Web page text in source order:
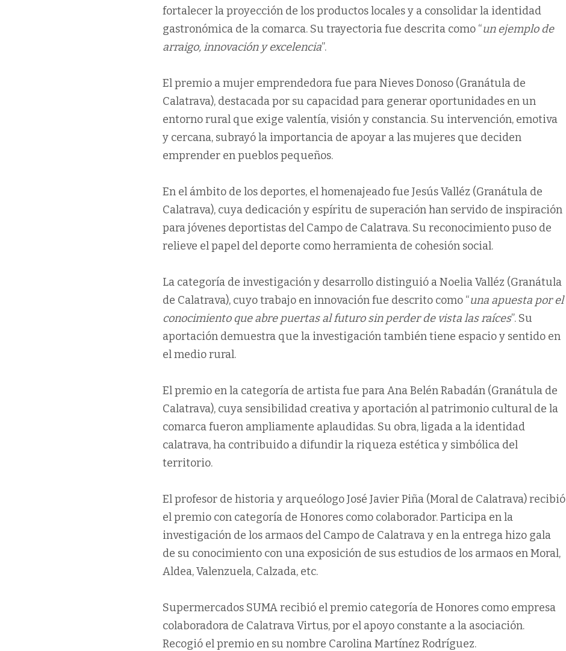
fortalecer la proyección de los productos locales y a consolidar la identidad
gastronómica de la comarca. Su trayectoria fue descrita como “un ejemplo de
arraigo, innovación y excelencia”.
El premio a mujer emprendedora fue para Nieves Donoso (Granátula de
Calatrava), destacada por su capacidad para generar oportunidades en un
entorno rural que exige valentía, visión y constancia. Su intervención, emotiva
y cercana, subrayó la importancia de apoyar a las mujeres que deciden
emprender en pueblos pequeños.
En el ámbito de los deportes, el homenajeado fue Jesús Valléz (Granátula de
Calatrava), cuya dedicación y espíritu de superación han servido de inspiración
para jóvenes deportistas del Campo de Calatrava. Su reconocimiento puso de
relieve el papel del deporte como herramienta de cohesión social.
La categoría de investigación y desarrollo distinguió a Noelia Valléz (Granátula
de Calatrava), cuyo trabajo en innovación fue descrito como “una apuesta por el
conocimiento que abre puertas al futuro sin perder de vista las raíces”. Su
aportación demuestra que la investigación también tiene espacio y sentido en
el medio rural.
El premio en la categoría de artista fue para Ana Belén Rabadán (Granátula de
Calatrava), cuya sensibilidad creativa y aportación al patrimonio cultural de la
comarca fueron ampliamente aplaudidas. Su obra, ligada a la identidad
calatrava, ha contribuido a difundir la riqueza estética y simbólica del
territorio.
El profesor de historia y arqueólogo José Javier Piña (Moral de Calatrava) recibió
el premio con categoría de Honores como colaborador. Participa en la
investigación de los armaos del Campo de Calatrava y en la entrega hizo gala
de su conocimiento con una exposición de sus estudios de los armaos en Moral,
Aldea, Valenzuela, Calzada, etc.
Supermercados SUMA recibió el premio categoría de Honores como empresa
colaboradora de Calatrava Virtus, por el apoyo constante a la asociación.
Recogió el premio en su nombre Carolina Martínez Rodríguez.